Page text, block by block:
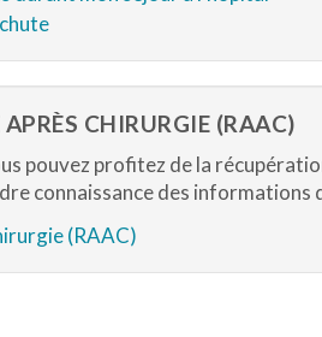
CHIRURGIE (RAAC)
pouvez profitez de la
connaissance des informations
(RAAC)